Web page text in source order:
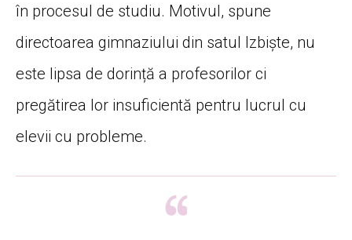
în procesul de studiu. Motivul, spune
directoarea gimnaziului din satul Izbiște, nu
este lipsa de dorință a profesorilor ci
pregătirea lor insuficientă pentru lucrul cu
elevii cu probleme.